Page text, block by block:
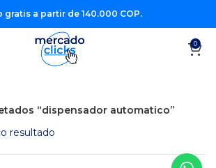
gratis a partir de 140.000 COP.
0
“dispensador automatico”
resultado